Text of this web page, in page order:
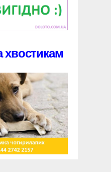
хвостикам